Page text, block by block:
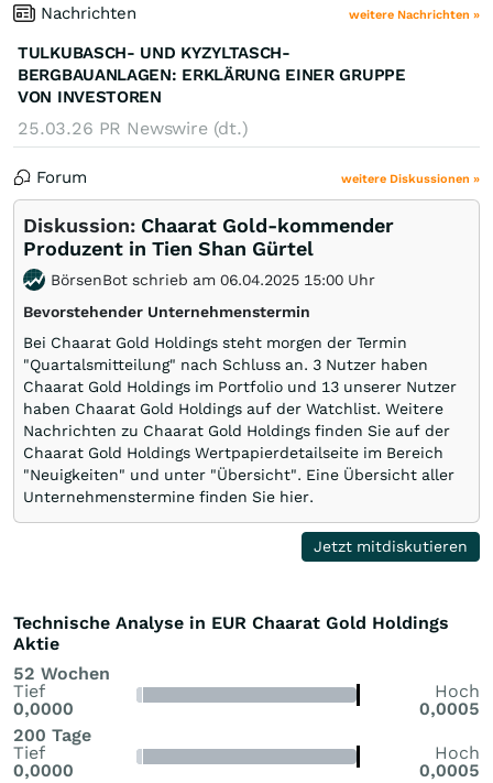
Nachrichten weitere Nachrichten »
TULKUBASCH- UND KYZYLTASCH-
BERGBAUANLAGEN: ERKLÄRUNG EINER GRUPPE
VON INVESTOREN
25.03.26 PR Newswire (dt.)
Forum weitere Diskussionen »
Diskussion: Chaarat Gold-kommender
Produzent in Tien Shan Gürtel
BörsenBot schrieb am 06.04.2025 15:00 Uhr
Bevorstehender Unternehmenstermin
Bei Chaarat Gold Holdings steht morgen der Termin
"Quartalsmitteilung" nach Schluss an. 3 Nutzer haben
Chaarat Gold Holdings im Portfolio und 13 unserer Nutzer
haben Chaarat Gold Holdings auf der Watchlist. Weitere
Nachrichten zu Chaarat Gold Holdings finden Sie auf der
Chaarat Gold Holdings Wertpapierdetailseite im Bereich
"Neuigkeiten" und unter "Übersicht". Eine Übersicht aller
Unternehmenstermine finden Sie hier.
Jetzt mitdiskutieren
Technische Analyse in EUR Chaarat Gold Holdings
Aktie
52 Wochen
Tief
0,0000
Hoch
0,0005
200 Tage
Tief
0,0000
Hoch
0,0005